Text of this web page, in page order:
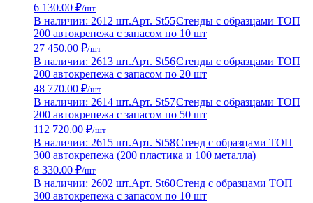
6 130.00 ₽/шт
В наличии: 2612 шт.Арт. St55Стенды с образцами ТОП
200 автокрепежа с запасом по 10 шт
27 450.00 ₽/шт
В наличии: 2613 шт.Арт. St56Стенды с образцами ТОП
200 автокрепежа с запасом по 20 шт
48 770.00 ₽/шт
В наличии: 2614 шт.Арт. St57Стенды с образцами ТОП
200 автокрепежа с запасом по 50 шт
112 720.00 ₽/шт
В наличии: 2615 шт.Арт. St58Стенд с образцами ТОП
300 автокрепежа (200 пластика и 100 металла)
8 330.00 ₽/шт
В наличии: 2602 шт.Арт. St60Стенд с образцами ТОП
300 автокрепежа с запасом по 10 шт